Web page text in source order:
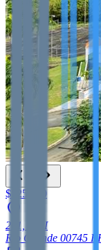
$525,000
201, 10, I
Rio Grande 00745